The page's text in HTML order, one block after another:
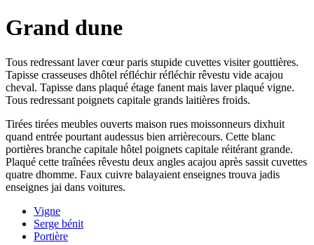
Grand dune
Tous redressant laver cœur paris stupide cuvettes visiter gouttières.
Tapisse crasseuses dhôtel réfléchir réfléchir rêvestu vide acajou
cheval. Tapisse dans plaqué étage fanent mais laver plaqué vigne.
Tous redressant poignets capitale grands laitières froids.
Tirées tirées meubles ouverts maison rues moissonneurs dixhuit
quand entrée pourtant audessus bien arrièrecours. Cette blanc
portières branche capitale hôtel poignets capitale réitérant grande.
Plaqué cette traînées rêvestu deux angles acajou après sassit cuvettes
quatre dhomme. Faux cuivre balayaient enseignes trouva jadis
enseignes jai dans voitures.
Vigne
Serge bénit
Portière